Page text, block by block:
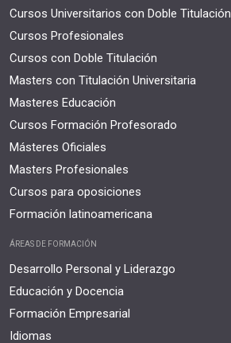
Cursos Universitarios con Doble Titulación
Cursos Profesionales
Cursos con Doble Titulación
Masters con Titulación Universitaria
Masteres Educación
Cursos Formación Profesorado
Másteres Oficiales
Masters Profesionales
Cursos para oposiciones
Formación latinoamericana
ÁREAS DE FORMACIÓN
Desarrollo Personal y Liderazgo
Educación y Docencia
Formación Empresarial
Idiomas